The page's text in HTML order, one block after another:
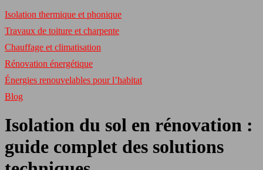
Isolation thermique et phonique
Travaux de toiture et charpente
Chauffage et climatisation
Rénovation énergétique
Énergies renouvelables pour l’habitat
Blog
Isolation du sol en rénovation :
guide complet des solutions